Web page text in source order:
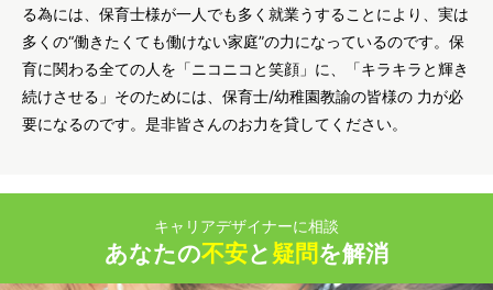
る為には、保育士様が一人でも多く就業うすることにより、実は
多くの“働きたくても働けない家庭”の力になっているのです。保
育に関わる全ての人を「ニコニコと笑顔」に、「キラキラと輝き
続けさせる」そのためには、保育士/幼稚園教諭の皆様の 力が必
要になるのです。是非皆さんのお力を貸してください。
キャリアデザイナーに相談
あなたの不安と 疑問 を解消